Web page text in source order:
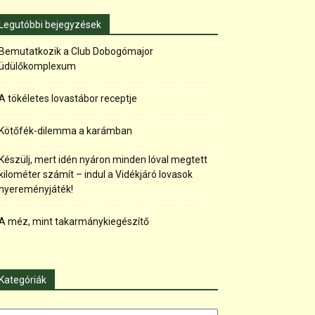
bejegyzések
a Club Dobogómajor
tökéletes lovastábor receptje
dilemma a karámban
mert idén nyáron minden lóval megtett
számít – indul a Vidékjáró lovasok
méz, mint takarmánykiegészítő